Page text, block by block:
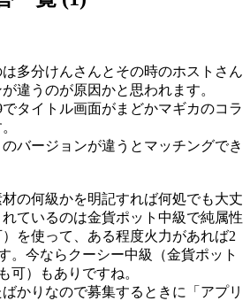
多分けんさんとその時のホストさん
違うのが原因かと思われます。
タイトル画面がまどかマギカのコラ
バージョンが違うとマッチングでき
の何級かを明記すれば何処でも大丈
ているのは金貨ポット中級で純属性
を使って、ある程度火力があれば2
。今ならクーシー中級（金貨ポット
可）もありですね。
かりなので募集するときに「アプリ